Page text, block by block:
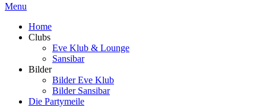
Menu
Home
Clubs
Eve Klub & Lounge
Sansibar
Bilder
Bilder Eve Klub
Bilder Sansibar
Die Partymeile